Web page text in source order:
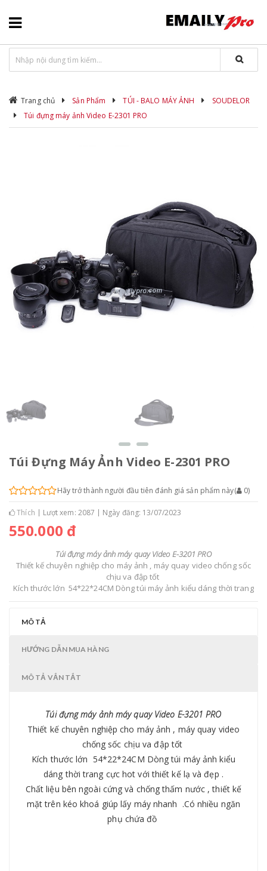
Trang chủ Sản Phẩm TÚI - BALO MÁY ẢNH
SOUDELOR
Túi đựng máy ảnh Video E-2301 PRO
Túi Đựng Máy Ảnh Video E-2301 PRO
Hãy trở thành người đầu tiên đánh giá sản phẩm này( 0)
Thích Lượt xem: 2087 Ngày đăng: 13/07/2023
550.000 đ
Túi đựng máy ảnh máy quay Video E-3201 PRO
Thiết kế chuyên nghiệp cho máy ảnh , máy quay video chống sốc
chịu va đập tốt
Kích thước lớn 54*22*24CM Dòng túi máy ảnh kiểu dáng thời trang
khoá giúp lấy máy nhanh .Có nhiều ngăn phụ chứa đồ
MÔ TẢ
HƯỚNG DẪN MUA HÀNG
MÔ TẢ VẮN TẮT
Túi đựng máy ảnh máy quay Video E-3201 PRO
Thiết kế chuyên nghiệp cho máy ảnh , máy quay video
chống sốc chịu va đập tốt
Kích thước lớn 54*22*24CM Dòng túi máy ảnh kiểu
dáng thời trang cực hot với thiết kế lạ và đẹp .
Chất liệu bên ngoài cứng và chống thấm nước , thiết kế
mặt trên kéo khoá giúp lấy máy nhanh .Có nhiều ngăn
phụ chứa đồ